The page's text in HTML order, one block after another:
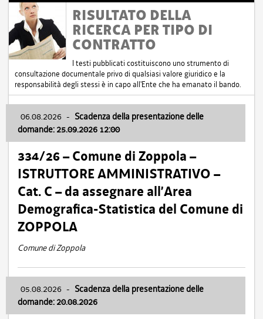
RISULTATO DELLA
RICERCA PER TIPO DI
CONTRATTO
I testi pubblicati costituiscono uno strumento di
consultazione documentale privo di qualsiasi valore giuridico e la
responsabilità degli stessi è in capo all'Ente che ha emanato il bando.
06.08.2026 - Scadenza della presentazione delle
domande: 25.09.2026 12:00
334/26 – Comune di Zoppola –
ISTRUTTORE AMMINISTRATIVO –
Cat. C – da assegnare all’Area
Demografica-Statistica del Comune di
ZOPPOLA
Comune di Zoppola
05.08.2026 - Scadenza della presentazione delle
domande: 20.08.2026